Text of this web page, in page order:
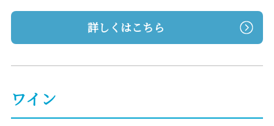
詳しくはこちら
ワイン